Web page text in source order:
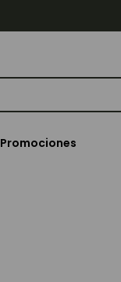
Promociones